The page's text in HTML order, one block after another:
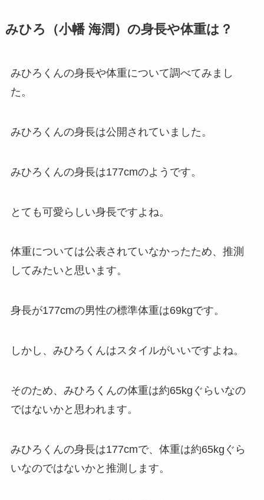
みひろ（小幡 海潤）の身長や体重は？
みひろくんの身長や体重について調べてみまし
た。
みひろくんの身長は公開されていました。
みひろくんの身長は177cmのようです。
とても可愛らしい身長ですよね。
体重については公表されていなかったため、推測
してみたいと思います。
身長が177cmの男性の標準体重は69kgです。
しかし、みひろくんはスタイルがいいですよね。
そのため、みひろくんの体重は約65kgぐらいなの
ではないかと思われます。
みひろくんの身長は177cmで、体重は約65kgぐら
いなのではないかと推測します。